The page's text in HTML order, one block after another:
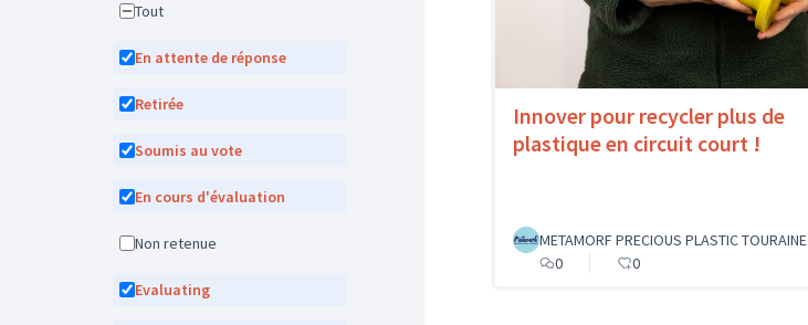
Tout
En attente de réponse
Retirée
Soumis au vote
En cours d'évaluation
Non retenue
Evaluating
Innover pour recycler plus de
plastique en circuit court !
METAMORF PRECIOUS PLASTIC TOURAINE
0
0